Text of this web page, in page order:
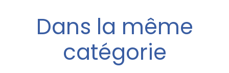
Dans la même
catégorie